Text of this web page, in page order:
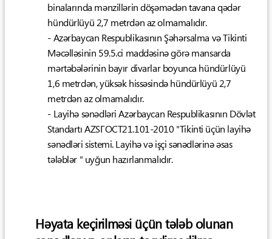
binalarında mənzillərin döşəmədən tavana qədər
hündürlüyü 2,7 metrdən az olmamalıdır.
- Azərbaycan Respublikasının Şəhərsalma və Tikinti
Məcəlləsinin 59.5.ci maddəsinə görə mansarda
mərtəbələrinin bayır divarlar boyunca hündürlüyü
1,6 metrdən, yüksək hissəsində hündürlüyü 2,7
metrdən az olmamalıdır.
- Layihə sənədləri Azərbaycan Respublikasının Dövlət
Standartı AZSГОСТ21.101-2010 "Tikinti üçün layihə
sənədləri sistemi. Layihə və işçi sənədlərinə əsas
tələblər " uyğun hazırlanmalıdır.
Həyata keçirilməsi üçün tələb olunan